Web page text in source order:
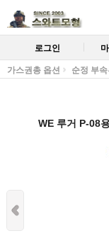
로그인
가스권총 옵션 순정 부
WE 루거 P-08